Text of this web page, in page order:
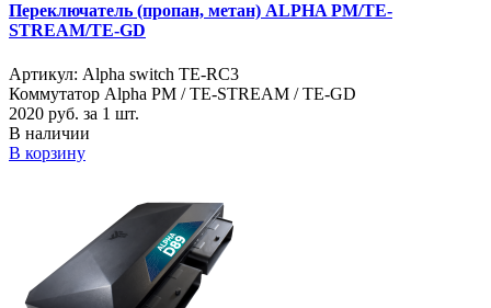
Переключатель (пропан, метан) ALPHA PM/TE-
STREAM/TE-GD
Артикул: Alpha switch TE-RC3
Коммутатор Alpha PM / TE-STREAM / TE-GD
2020 руб. за 1 шт.
В наличии
В корзину